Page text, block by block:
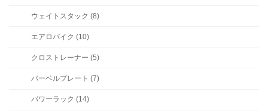
ウェイトスタック (8)
エアロバイク (10)
クロストレーナー (5)
バーベルプレート (7)
パワーラック (14)